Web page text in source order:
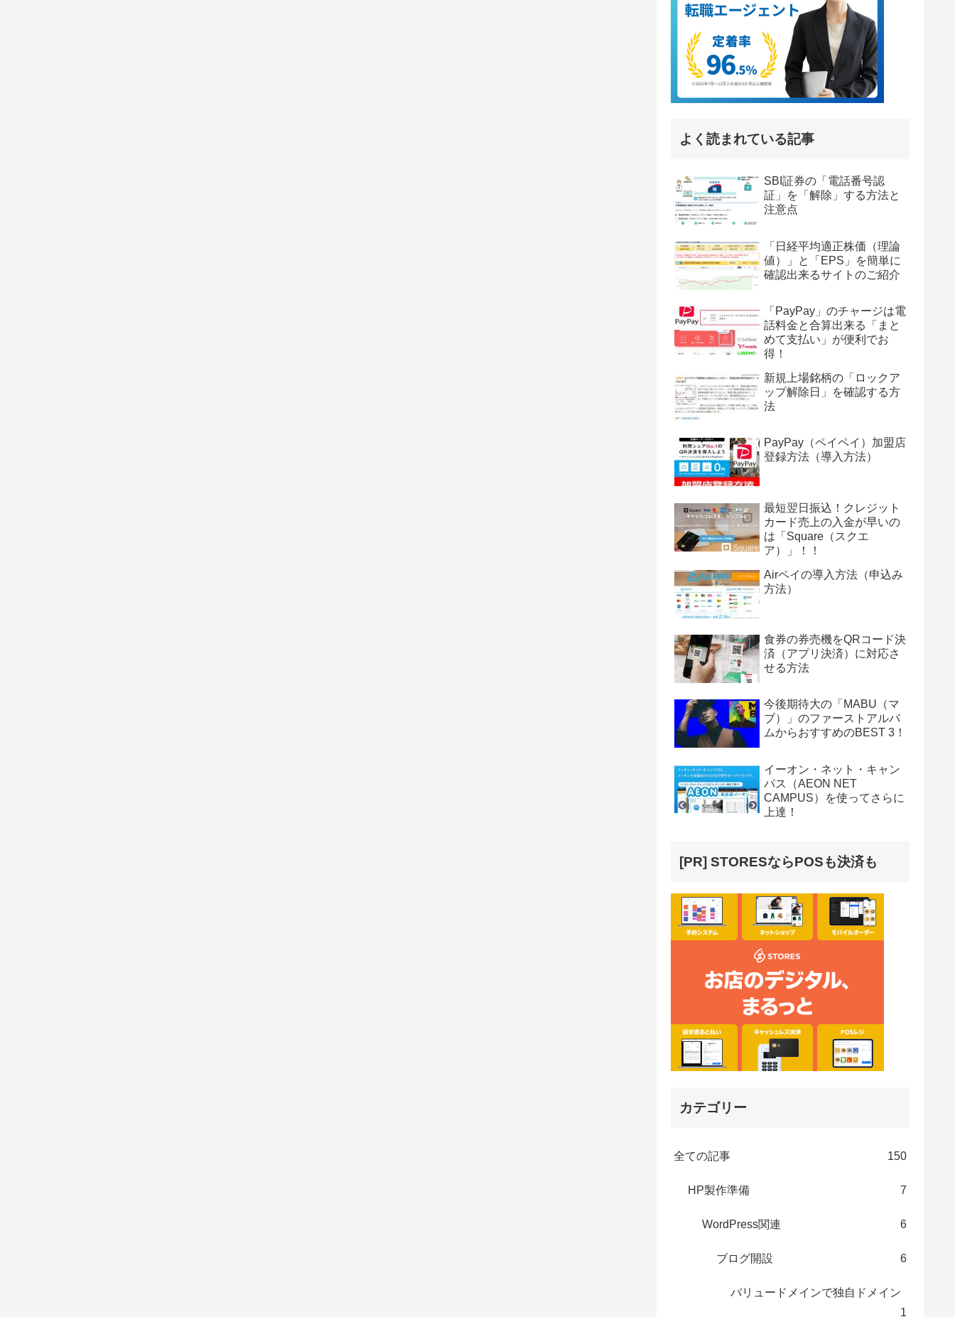
よく読まれている記事
SBI証券の「電話番号認
証」を「解除」する方法と
注意点
「日経平均適正株価（理論
値）」と「EPS」を簡単に
確認出来るサイトのご紹介
「PayPay」のチャージは電
話料金と合算出来る「まと
めて支払い」が便利でお
得！
新規上場銘柄の「ロックア
ップ解除日」を確認する方
法
PayPay（ペイペイ）加盟店
登録方法（導入方法）
最短翌日振込！クレジット
カード売上の入金が早いの
は「Square（スクエ
ア）」！！
Airペイの導入方法（申込み
方法）
食券の券売機をQRコード決
済（アプリ決済）に対応さ
せる方法
今後期待大の「MABU（マ
ブ）」のファーストアルバ
ムからおすすめのBEST 3！
イーオン・ネット・キャン
パス（AEON NET
CAMPUS）を使ってさらに
上達！
[PR] STORESならPOSも決済も
カテゴリー
全ての記事 150
HP製作準備 7
WordPress関連 6
ブログ開設 6
バリュードメインで独自ドメイン
1